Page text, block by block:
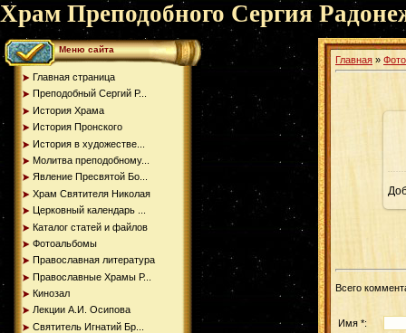
Храм Преподобного Сергия
Меню сайта
Главная страница
Преподобный Сергий Р...
История Храма
История Пронского
История в художестве...
Молитва преподобному...
Явление Пресвятой Бо...
Храм Святителя Николая
Церковный календарь ...
Каталог статей и файлов
Фотоальбомы
Православная литература
Православные Храмы Р...
Кинозал
Лекции А.И. Осипова
Святитель Игнатий Бр...
Главная »
Всего
Имя *: